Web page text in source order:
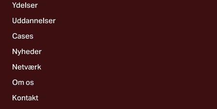
Ydelser
Uddannelser
Cases
Nyheder
Netværk
Om os
Kontakt